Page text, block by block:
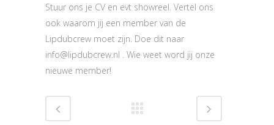
Stuur ons je CV en evt showreel. Vertel ons
ook waarom jij een member van de
Lipdubcrew moet zijn. Doe dit naar
info@lipdubcrew.nl . Wie weet word jij onze
nieuwe member!